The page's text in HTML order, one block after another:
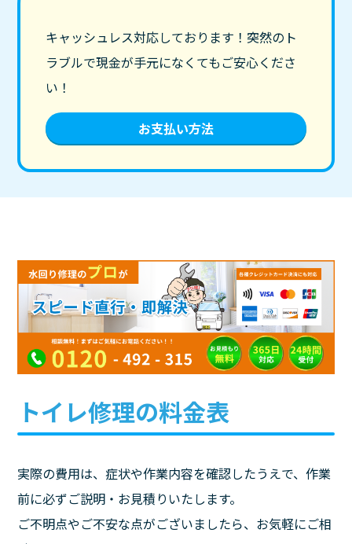
キャッシュレス対応しております！突然のト
ラブルで現金が手元になくてもご安心くださ
い！
お支払い方法
トイレ修理の料金表
実際の費用は、症状や作業内容を確認したうえで、作業
前に必ずご説明・お見積りいたします。
ご不明点やご不安な点がございましたら、お気軽にご相